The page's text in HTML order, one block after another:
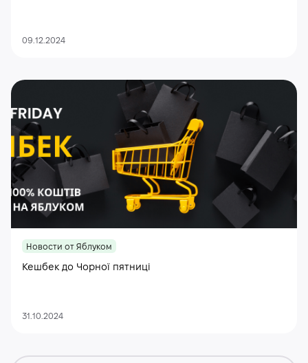
09.12.2024
Новости от Яблуком
Кешбек до Чорної пятниці
31.10.2024